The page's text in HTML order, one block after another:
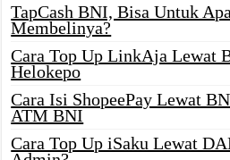
TapCash BNI, Bisa Untuk
Membelinya?
Cara Top Up LinkAja Lewat
Helokepo
Cara Isi ShopeePay Lewat
ATM BNI
Cara Top Up iSaku Lewat